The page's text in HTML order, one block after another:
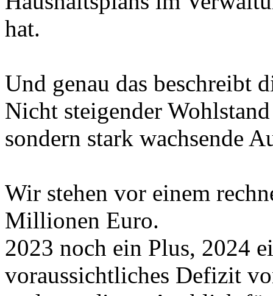
hat.
Und genau das beschreibt
Nicht steigender
sondern stark wachsende
Wir stehen vor einem
Millionen Euro.
2023 noch ein Plus, 2024
voraussichtliches Defizit